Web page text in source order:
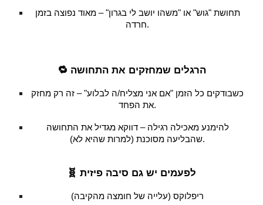
תחושת "גוש" או "משהו יושב לי בגרון" – מאוד נפוצה בזמן
חרדה.
🔁 הרגלים שמחזקים את התחושה
כשבודקים כל הזמן "אם אני מצליח/ה לבלוע" – זה רק מחזק
את הפחד.
להימנע מאכילה רגילה – דווקא מגדיל את התחושה
שהבליעה מסוכנת (למרות שהיא לא).
🧬 לפעמים יש גם סיבה פיזית
ריפלוקס (עלייה של חומצה מהקיבה)